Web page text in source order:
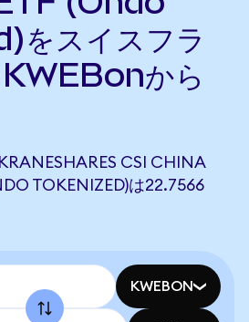
をスイスフラ
KWEBonから
CSI CHINA
TOKENIZED)は22.7566
KWEBON